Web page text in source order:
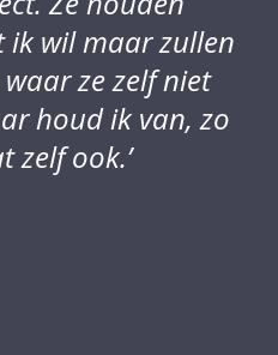
ik wil maar zullen
ze zelf niet
houd ik van, zo
zelf ook.’